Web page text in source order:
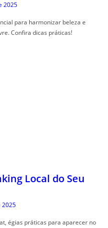
2025
para harmonizar beleza e
Confira dicas práticas!
Local do Seu
2025
égias práticas para aparecer no